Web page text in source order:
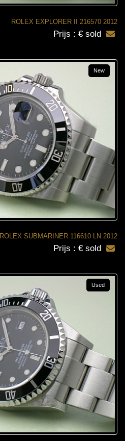
ROLEX EXPLORER II 216570 2012
Prijs : € sold
ROLEX SUBMARINER 116610 LN 2012
New
Prijs : € sold
Used